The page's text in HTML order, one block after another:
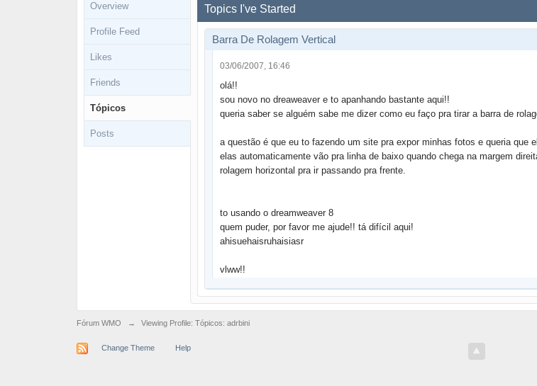
Overview
Profile Feed
Likes
Friends
Tópicos
Posts
Topics I've Started
Barra De Rolagem Vertical
03/06/2007, 16:46
olá!!
sou novo no dreaweaver e to apanhando bastante aqui!!
queria saber se alguém sabe me dizer como eu faço pra tirar a barra de
a questão é que eu to fazendo um site pra expor minhas fotos e queria
elas automaticamente vão pra linha de baixo quando chega na margem
rolagem horizontal pra ir passando pra frente.
to usando o dreamweaver 8
quem puder, por favor me ajude!! tá difícil aqui!
ahisuehaisruhaisiasr
vlww!!
Fórum WMO → Viewing Profile: Tópicos: adrbini
Change Theme Help